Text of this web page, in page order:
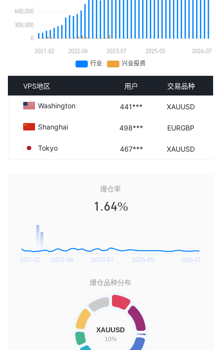
VPS地区 用户 交易品种
Washington 441*** XAUUSD
Shanghai 498*** EURGBP
Tokyo 467*** XAUUSD
爆仓率
1.64%
爆仓品种分布